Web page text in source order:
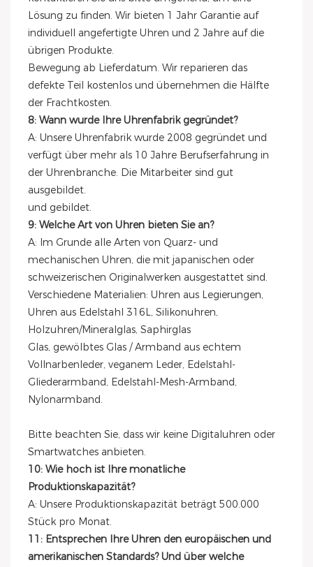
Lösung zu finden. Wir bieten 1 Jahr Garantie auf
individuell angefertigte Uhren und 2 Jahre auf die
übrigen Produkte.
Bewegung ab Lieferdatum. Wir reparieren das
defekte Teil kostenlos und übernehmen die Hälfte
der Frachtkosten.
8: Wann wurde Ihre Uhrenfabrik gegründet?
A: Unsere Uhrenfabrik wurde 2008 gegründet und
verfügt über mehr als 10 Jahre Berufserfahrung in
der Uhrenbranche. Die Mitarbeiter sind gut
ausgebildet.
und gebildet.
9: Welche Art von Uhren bieten Sie an?
A: Im Grunde alle Arten von Quarz- und
mechanischen Uhren, die mit japanischen oder
schweizerischen Originalwerken ausgestattet sind.
Verschiedene Materialien: Uhren aus Legierungen,
Uhren aus Edelstahl 316L, Silikonuhren,
Holzuhren/Mineralglas, Saphirglas
Glas, gewölbtes Glas / Armband aus echtem
Vollnarbenleder, veganem Leder, Edelstahl-
Gliederarmband, Edelstahl-Mesh-Armband,
Nylonarmband.
Bitte beachten Sie, dass wir keine Digitaluhren oder
Smartwatches anbieten.
10: Wie hoch ist Ihre monatliche
Produktionskapazität?
A: Unsere Produktionskapazität beträgt 500.000
Stück pro Monat.
11: Entsprechen Ihre Uhren den europäischen und
amerikanischen Standards? Und über welche